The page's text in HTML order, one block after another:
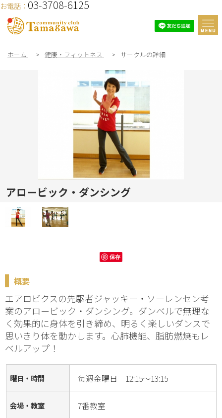
お電話： 03-3708-6125
ホーム > 健康・フィットネス > サークルの詳細
アロービック・ダンシング
保存
概要
エアロビクスの先駆者ジャッキー・ソーレンセン考
案のアロービック・ダンシング。ダンベルで無理な
く効果的に身体を引き締め、明るく楽しいダンスで
思いきり体を動かします。心肺機能、脂肪燃焼もレ
ベルアップ！
曜日・時間 毎週金曜日 12:15～13:15
会場・教室 7番教室